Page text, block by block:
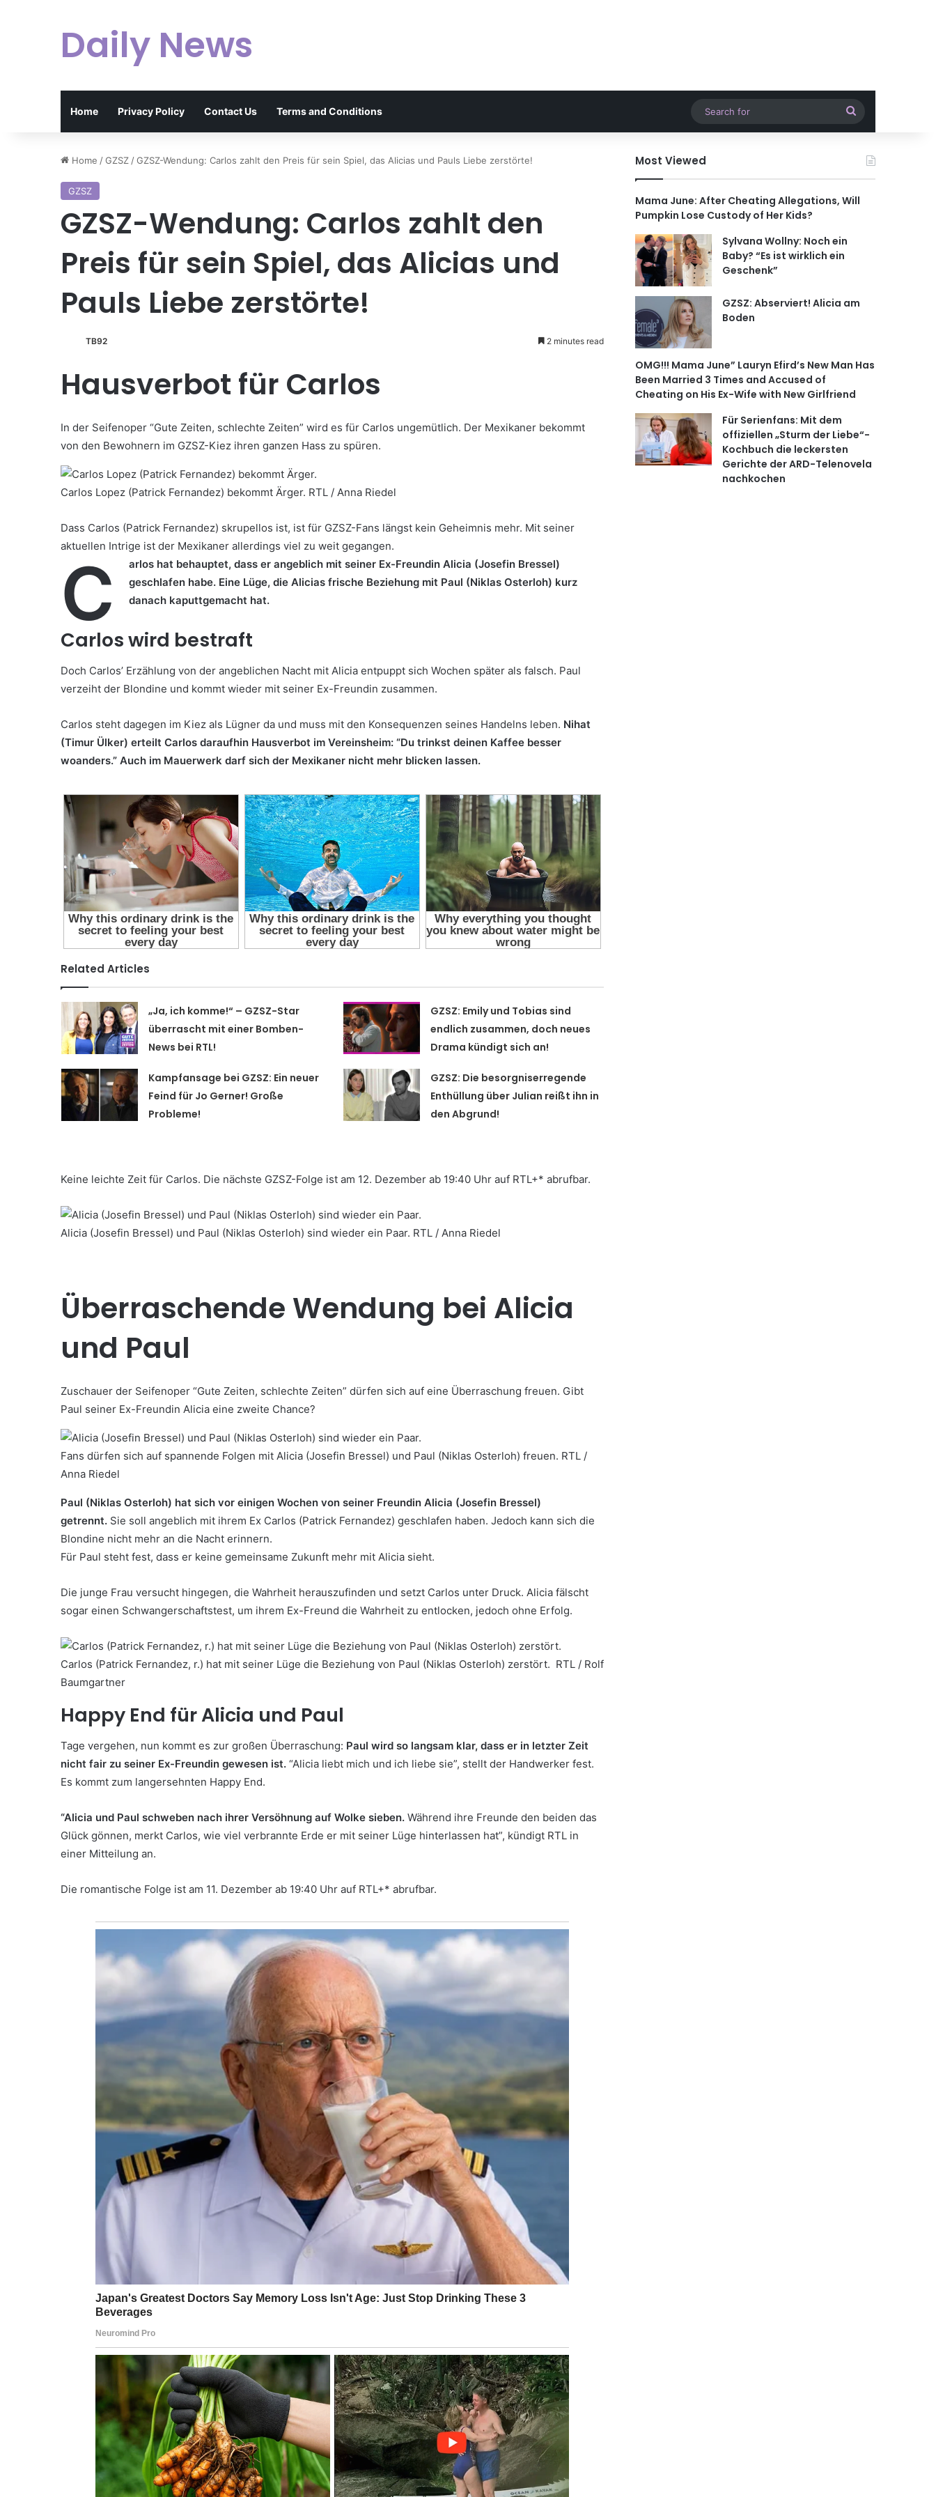
Daily News
Home Privacy Policy Contact Us Terms and Conditions
for
Home /GZSZ /GZSZ-Wendung: Carlos zahlt den Preis für sein Spiel, das Alicias und Pauls Liebe zerstörte!
GZSZ
GZSZ-Wendung: Carlos zahlt den
Preis für sein Spiel, das Alicias und
Pauls Liebe zerstörte!
TB92 2 minutes read
Hausverbot für Carlos
In der Seifenoper “Gute Zeiten, schlechte Zeiten” wird es für Carlos ungemütlich. Der Mexikaner bekommt
von den Bewohnern im GZSZ-Kiez ihren ganzen Hass zu spüren.
Carlos Lopez (Patrick Fernandez) bekommt Ärger. RTL / Anna Riedel
Dass Carlos (Patrick Fernandez) skrupellos ist, ist für GZSZ-Fans längst kein Geheimnis mehr. Mit seiner
aktuellen Intrige ist der Mexikaner allerdings viel zu weit gegangen.
C
arlos hat behauptet, dass er angeblich mit seiner Ex-Freundin Alicia (Josefin Bressel)
geschlafen habe. Eine Lüge, die Alicias frische Beziehung mit Paul (Niklas Osterloh) kurz
danach kaputtgemacht hat.
Carlos wird bestraft
Doch Carlos’ Erzählung von der angeblichen Nacht mit Alicia entpuppt sich Wochen später als falsch. Paul
verzeiht der Blondine und kommt wieder mit seiner Ex-Freundin zusammen.
Carlos steht dagegen im Kiez als Lügner da und muss mit den Konsequenzen seines Handelns leben. Nihat
(Timur Ülker) erteilt Carlos daraufhin Hausverbot im Vereinsheim: “Du trinkst deinen Kaffee besser
woanders.” Auch im Mauerwerk darf sich der Mexikaner nicht mehr blicken lassen.
Related Articles
„Ja, ich komme!“ – GZSZ-Star
überrascht mit einer Bomben-
News bei RTL!
GZSZ: Emily und Tobias sind
endlich zusammen, doch neues
Drama kündigt sich an!
Kampfansage bei GZSZ: Ein neuer
Feind für Jo Gerner! Große
Probleme!
GZSZ: Die besorgniserregende
Enthüllung über Julian reißt ihn in
den Abgrund!
Keine leichte Zeit für Carlos. Die nächste GZSZ-Folge ist am 12. Dezember ab 19:40 Uhr auf RTL+* abrufbar.
Alicia (Josefin Bressel) und Paul (Niklas Osterloh) sind wieder ein Paar. RTL / Anna Riedel
Überraschende Wendung bei Alicia
und Paul
Zuschauer der Seifenoper “Gute Zeiten, schlechte Zeiten” dürfen sich auf eine Überraschung freuen. Gibt
Paul seiner Ex-Freundin Alicia eine zweite Chance?
Fans dürfen sich auf spannende Folgen mit Alicia (Josefin Bressel) und Paul (Niklas Osterloh) freuen. RTL /
Anna Riedel
Paul (Niklas Osterloh) hat sich vor einigen Wochen von seiner Freundin Alicia (Josefin Bressel)
getrennt. Sie soll angeblich mit ihrem Ex Carlos (Patrick Fernandez) geschlafen haben. Jedoch kann sich die
Blondine nicht mehr an die Nacht erinnern.
Für Paul steht fest, dass er keine gemeinsame Zukunft mehr mit Alicia sieht.
Die junge Frau versucht hingegen, die Wahrheit herauszufinden und setzt Carlos unter Druck. Alicia fälscht
sogar einen Schwangerschaftstest, um ihrem Ex-Freund die Wahrheit zu entlocken, jedoch ohne Erfolg.
Carlos (Patrick Fernandez, r.) hat mit seiner Lüge die Beziehung von Paul (Niklas Osterloh) zerstört. RTL / Rolf
Baumgartner
Happy End für Alicia und Paul
Tage vergehen, nun kommt es zur großen Überraschung: Paul wird so langsam klar, dass er in letzter Zeit
nicht fair zu seiner Ex-Freundin gewesen ist. “Alicia liebt mich und ich liebe sie”, stellt der Handwerker fest.
Es kommt zum langersehnten Happy End.
“Alicia und Paul schweben nach ihrer Versöhnung auf Wolke sieben. Während ihre Freunde den beiden das
Glück gönnen, merkt Carlos, wie viel verbrannte Erde er mit seiner Lüge hinterlassen hat”, kündigt RTL in
einer Mitteilung an.
Die romantische Folge ist am 11. Dezember ab 19:40 Uhr auf RTL+* abrufbar.
Most Viewed
Mama June: After Cheating Allegations, Will
Pumpkin Lose Custody of Her Kids?
Sylvana Wollny: Noch ein
Baby? “Es ist wirklich ein
Geschenk”
GZSZ: Abserviert! Alicia am
Boden
OMG!!! Mama June” Lauryn Efird’s New Man Has
Been Married 3 Times and Accused of
Cheating on His Ex-Wife with New Girlfriend
Für Serienfans: Mit dem
offiziellen „Sturm der Liebe“-
Kochbuch die leckersten
Gerichte der ARD-Telenovela
nachkochen